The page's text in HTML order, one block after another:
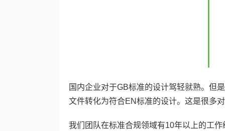
国内企业对于GB标准的设计驾轻就熟。但
文件转化为符合EN标准的设计。这是很多
我们团队在标准合规领域有10年以上的工